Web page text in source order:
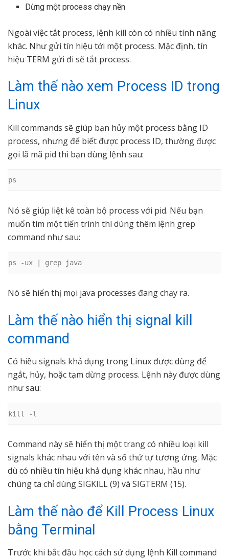
Dừng một process chạy nền
Ngoài việc tắt process, lệnh kill còn có nhiều tính năng
khác. Như gửi tín hiệu tới một process. Mặc định, tín
hiệu TERM gửi đi sẽ tắt process.
Làm thế nào xem Process ID trong
Linux
Kill commands sẽ giúp bạn hủy một process bằng ID
process, nhưng để biết được process ID, thường được
gọi lã mã pid thì bạn dùng lệnh sau:
ps
Nó sẽ giúp liệt kê toàn bộ process với pid. Nếu bạn
muốn tìm một tiến trình thì dùng thêm lệnh grep
command như sau:
ps -ux | grep java
Nó sẽ hiển thị mọi java processes đang chạy ra.
Làm thế nào hiển thị signal kill
command
Có hiều signals khả dụng trong Linux được dùng để
ngắt, hủy, hoặc tạm dừng process. Lệnh này được dùng
như sau:
kill -l
Command này sẽ hiển thị một trang có nhiều loại kill
signals khác nhau với tên và số thứ tự tương ứng. Mặc
dù có nhiều tín hiệu khả dụng khác nhau, hầu như
chúng ta chỉ dùng SIGKILL (9) và SIGTERM (15).
Làm thế nào để Kill Process Linux
bằng Terminal
Trước khi bắt đầu học cách sử dụng lệnh Kill command